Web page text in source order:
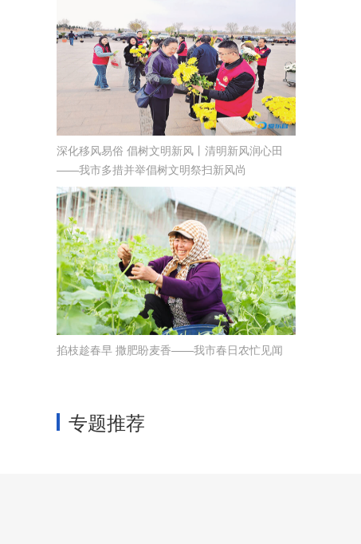
深化移风易俗 倡树文明新风丨清明新风润心田
——我市多措并举倡树文明祭扫新风尚
掐枝趁春早 撒肥盼麦香——我市春日农忙见闻
专题推荐